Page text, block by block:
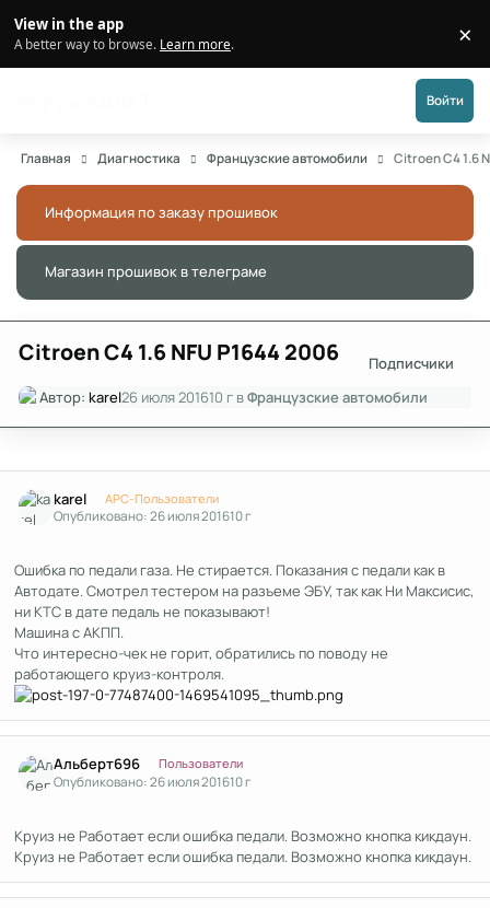
View in the app
A better way to browse. Learn more. ×
Войти
Главная Диагностика Французские автомобили Citroen C4 1.6
Информация по заказу прошивок
Магазин прошивок в телеграме
Citroen C4 1.6 NFU P1644 2006
Подписчики
Автор: karel26 июля 201610 г вФранцузские автомобили
karel APC-Пользователи
Опубликовано:26 июля 201610 г
Ошибка по педали газа. Не стирается. Показания с педали как в
Автодате. Смотрел тестером на разъеме ЭБУ, так как Ни Максисис,
ни КТС в дате педаль не показывают!
Машина с АКПП.
Что интересно-чек не горит, обратились по поводу не
работающего круиз-контроля.
Альберт696 Пользователи
Опубликовано:26 июля 201610 г
Круиз не Работает если ошибка педали. Возможно кнопка кикдаун.
Круиз не Работает если ошибка педали. Возможно кнопка кикдаун.